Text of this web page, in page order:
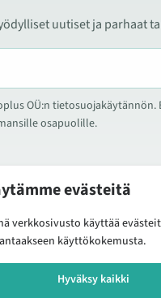
uutiset ja parhaat
OÜ:n tietosuojakäytännön.
osapuolille.
mediassa
uusista
julkaisemme myös tuote-
evästeitä
verkkosivusto käyttää
käyttökokemusta.
Hyväksy kaikki